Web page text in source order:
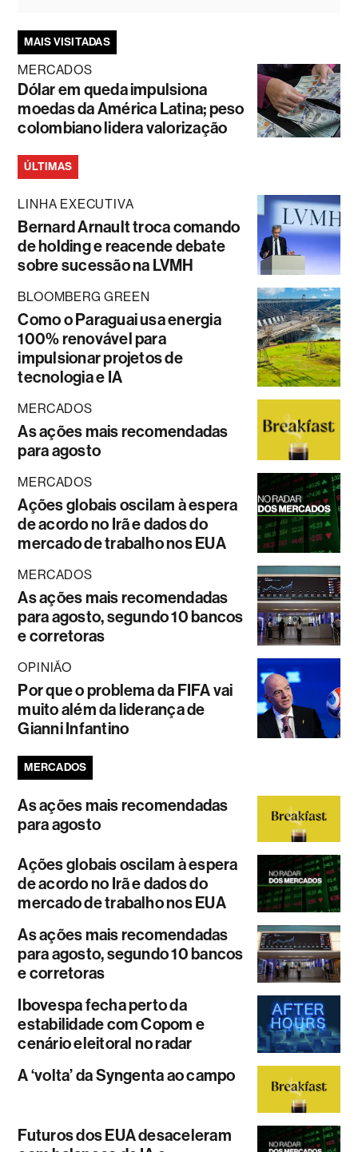
MAIS VISITADAS
MERCADOS
Dólar em queda impulsiona
moedas da América Latina; peso
colombiano lidera valorização
ÚLTIMAS
LINHA EXECUTIVA
Bernard Arnault troca comando
de holding e reacende debate
sobre sucessão na LVMH
BLOOMBERG GREEN
Como o Paraguai usa energia
100% renovável para
impulsionar projetos de
tecnologia e IA
MERCADOS
As ações mais recomendadas
para agosto
MERCADOS
Ações globais oscilam à espera
de acordo no Irã e dados do
mercado de trabalho nos EUA
MERCADOS
As ações mais recomendadas
para agosto, segundo 10 bancos
e corretoras
OPINIÃO
Por que o problema da FIFA vai
muito além da liderança de
Gianni Infantino
MERCADOS
As ações mais recomendadas
para agosto
Ações globais oscilam à espera
de acordo no Irã e dados do
mercado de trabalho nos EUA
As ações mais recomendadas
para agosto, segundo 10 bancos
e corretoras
Ibovespa fecha perto da
estabilidade com Copom e
cenário eleitoral no radar
A ‘volta’ da Syngenta ao campo
Futuros dos EUA desaceleram